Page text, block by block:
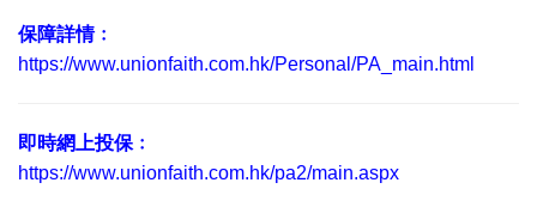
保障詳情﹕
https://www.unionfaith.com.hk/Personal/PA_main.html
即時網上投保﹕
https://www.unionfaith.com.hk/pa2/main.aspx